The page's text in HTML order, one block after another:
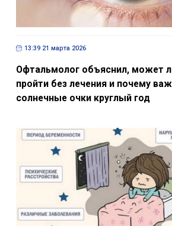
13:39 21 марта 2026
Офтальмолог объяснил, может
пройти без лечения и почему
солнечные очки круглый год